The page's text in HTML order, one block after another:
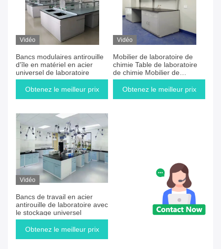
Vidéo
Bancs modulaires antirouille
d'île en matériel en acier
universel de laboratoire
Obtenez le meilleur prix
Vidéo
Mobilier de laboratoire de
chimie Table de laboratoire
de chimie Mobilier de
laboratoire scientifique
polyvalent
Obtenez le meilleur prix
Vidéo
Bancs de travail en acier
antirouille de laboratoire avec
le stockage universel
Obtenez le meilleur prix